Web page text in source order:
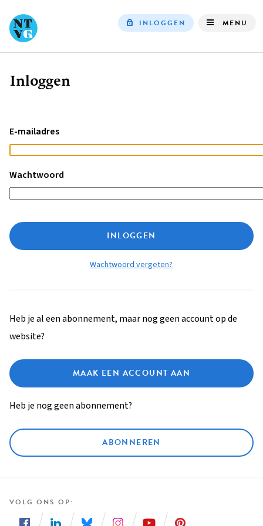
INLOGGEN MENU
Kruimelpad
Inloggen
E-mailadres
Wachtwoord
INLOGGEN
Wachtwoord vergeten?
Heb je al een abonnement, maar nog geen account op de
website?
MAAK EEN ACCOUNT AAN
Heb je nog geen abonnement?
ABONNEREN
VOLG ONS OP